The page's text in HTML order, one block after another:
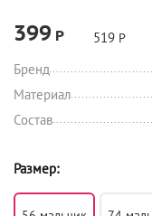
399 Р 519 Р
Бренд
Материал
Состав
Размер: